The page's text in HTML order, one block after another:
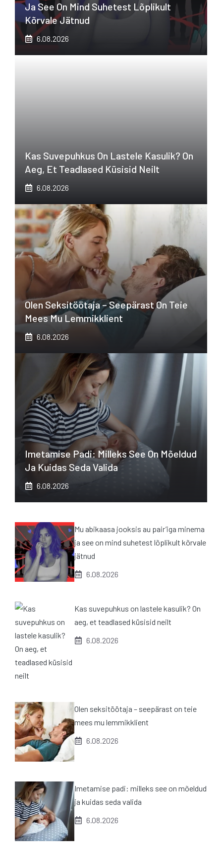
Ja See On Mind Suhetest Lõplikult
Kõrvale Jätnud
6.08.2026
Kas Suvepuhkus On Lastele Kasulik? On
Aeg, Et Teadlased Küsisid Neilt
6.08.2026
Olen Seksitöötaja – Seepärast On Teie
Mees Mu Lemmikklient
6.08.2026
Imetamise Padi: Milleks See On Mõeldud
Ja Kuidas Seda Valida
6.08.2026
Mu abikaasa jooksis au pair’iga minema
ja see on mind suhetest lõplikult kõrvale
jätnud
6.08.2026
Kas suvepuhkus on lastele kasulik? On
aeg, et teadlased küsisid neilt
6.08.2026
Olen seksitöötaja – seepärast on teie
mees mu lemmikklient
6.08.2026
Imetamise padi: milleks see on mõeldud
ja kuidas seda valida
6.08.2026